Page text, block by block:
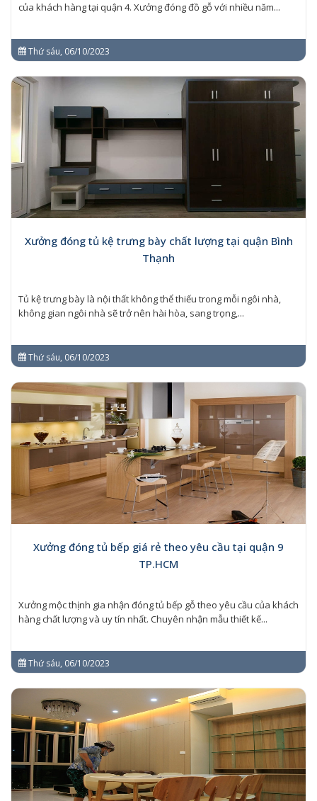
của khách hàng tại quận 4. Xưởng đóng đồ gỗ với nhiều năm...
Thứ sáu, 06/10/2023
Xưởng đóng tủ kệ trưng bày chất lượng tại quận Bình
Thạnh
Tủ kệ trưng bày là nội thất không thể thiếu trong mỗi ngôi nhà,
không gian ngôi nhà sẽ trở nên hài hòa, sang trọng,...
Thứ sáu, 06/10/2023
Xưởng đóng tủ bếp giá rẻ theo yêu cầu tại quận 9
TP.HCM
Xưởng mộc thịnh gia nhận đóng tủ bếp gỗ theo yêu cầu của khách
hàng chất lượng và uy tín nhất. Chuyên nhận mẫu thiết kế...
Thứ sáu, 06/10/2023